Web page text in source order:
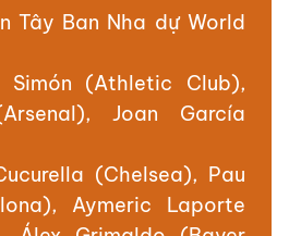
Tây Ban Nha dự World
Simón (Athletic Club),
Joan García
(Chelsea), Pau
Aymeric Laporte